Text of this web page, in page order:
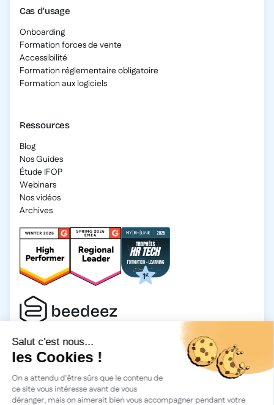
Cas d’usage
Onboarding
Formation forces de vente
Accessibilité
Formation réglementaire obligatoire
Formation aux logiciels
Ressources
Blog
Nos Guides
Étude IFOP
Webinars
Nos vidéos
Archives
2026 Beedeez. Tous droits réservés.
Mentions légales
Beedeez, c’est une start-up fondée en 2015 par quatre férus